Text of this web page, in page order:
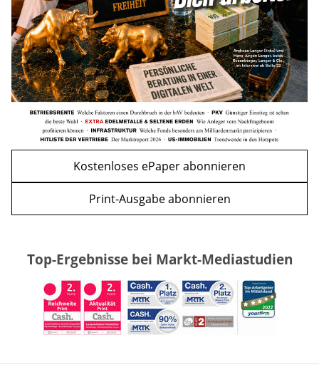
WEITERE ARTIKEL
zurückweiter
Kostenloses ePaper abonnieren
Print-Ausgabe abonnieren
Top-Ergebnisse bei Markt-Mediastudien